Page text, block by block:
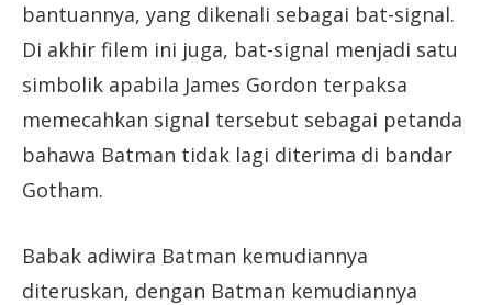
bantuannya, yang dikenali sebagai bat-signal.
Di akhir filem ini juga, bat-signal menjadi satu
simbolik apabila James Gordon terpaksa
memecahkan signal tersebut sebagai petanda
bahawa Batman tidak lagi diterima di bandar
Gotham.
Babak adiwira Batman kemudiannya
diteruskan, dengan Batman kemudiannya